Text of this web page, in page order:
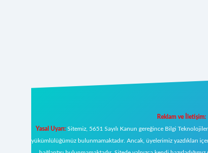
Reklam ve İletişim:
Yasal Uyarı:Sitemiz, 5651 Sayılı Kanun gereğince Bilgi
yükümlülüğümüz bulunmamaktadır. Ancak, üyelerimiz yazdıkları